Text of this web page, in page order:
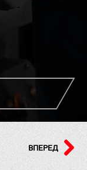
ВПЕРЕД